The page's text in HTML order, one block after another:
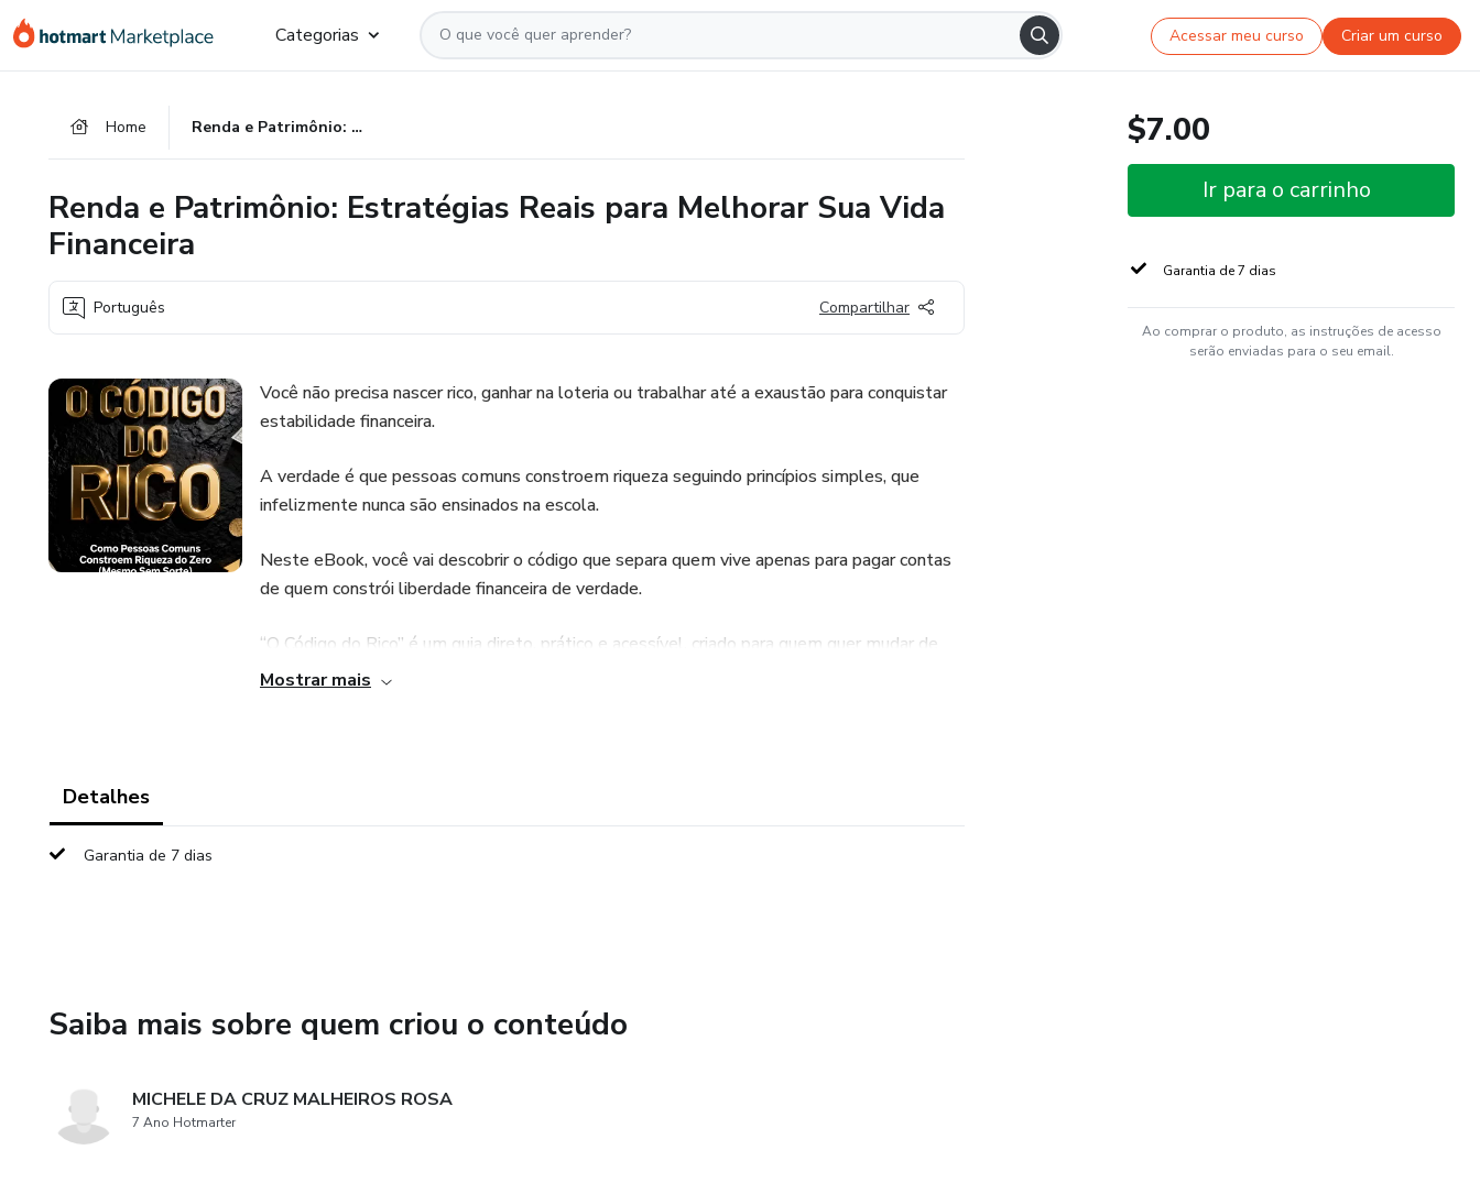
para
para
para
Categorias Acessar meu curso Criar um curso
Home Renda e Patrimônio: Estratégias Reais para Melhorar Sua Vida Financeira
Renda e Patrimônio: Estratégias Reais para Melhorar Sua Vida
Financeira
Português Compartilhar
Você não precisa nascer rico, ganhar na loteria ou trabalhar até a exaustão para conquistar
estabilidade financeira.
A verdade é que pessoas comuns constroem riqueza seguindo princípios simples, que
infelizmente nunca são ensinados na escola.
Neste eBook, você vai descobrir o código que separa quem vive apenas para pagar contas
de quem constrói liberdade financeira de verdade.
“O Código do Rico” é um guia direto, prático e acessível, criado para quem quer mudar de
vida financeira começando do zero.
Mostrar mais
Detalhes
Garantia de 7 dias
Saiba mais sobre quem criou o conteúdo
MICHELE DA CRUZ MALHEIROS ROSA
7 Ano Hotmarter
$7.00
Ir para o carrinho
Garantia de 7 dias
Ao comprar o produto, as instruções de acesso
serão enviadas para o seu email.